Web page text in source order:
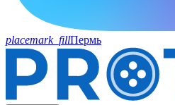
placemark_fillПермь